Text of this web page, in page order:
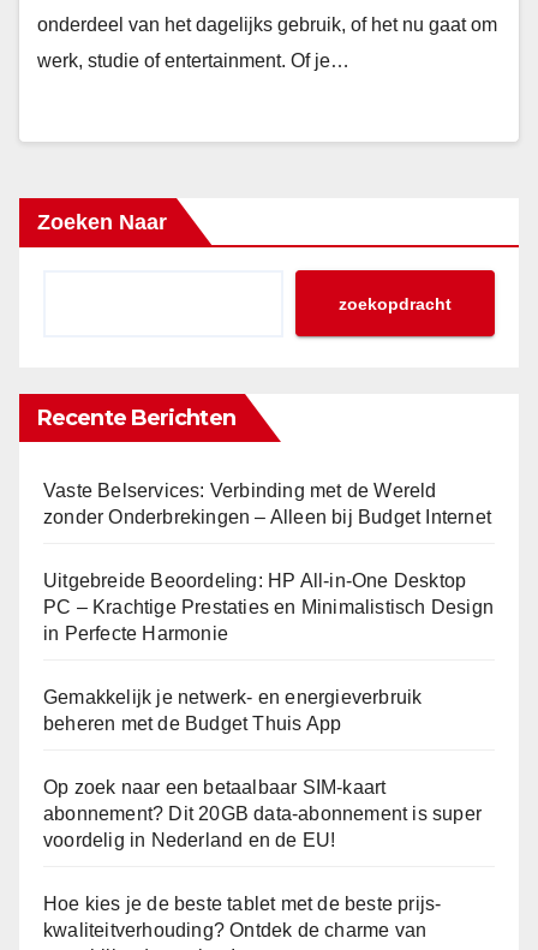
onderdeel van het dagelijks gebruik, of het nu gaat om
werk, studie of entertainment. Of je…
Zoeken Naar
zoekopdracht
Recente Berichten
Vaste Belservices: Verbinding met de Wereld
zonder Onderbrekingen – Alleen bij Budget Internet
Uitgebreide Beoordeling: HP All-in-One Desktop
PC – Krachtige Prestaties en Minimalistisch Design
in Perfecte Harmonie
Gemakkelijk je netwerk- en energieverbruik
beheren met de Budget Thuis App
Op zoek naar een betaalbaar SIM-kaart
abonnement? Dit 20GB data-abonnement is super
voordelig in Nederland en de EU!
Hoe kies je de beste tablet met de beste prijs-
kwaliteitverhouding? Ontdek de charme van